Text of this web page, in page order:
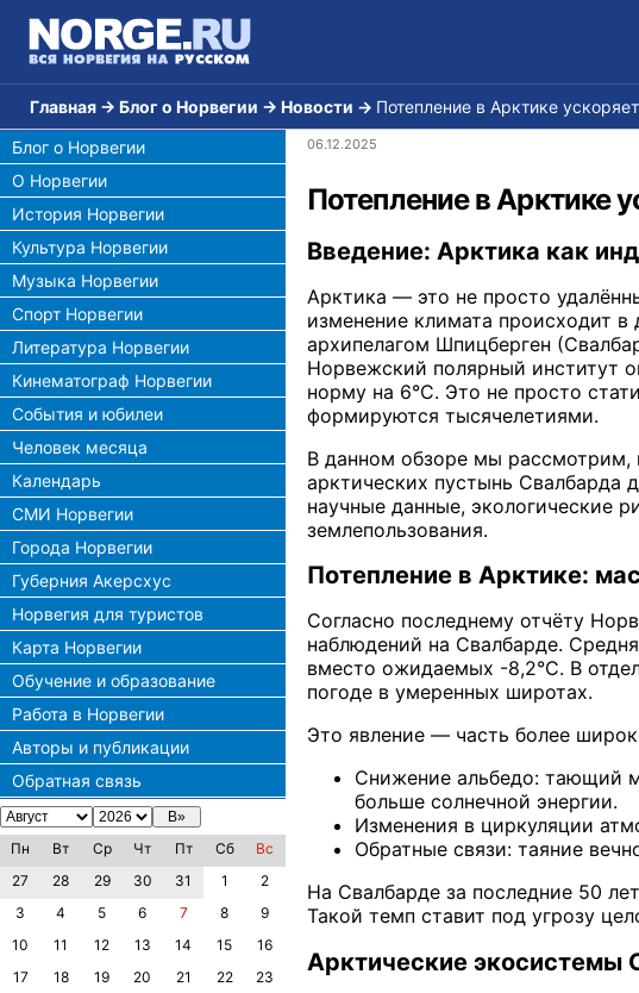
Главная → Блог о Норвегии → Новости → Потепление в Арктике
Блог о Норвегии
О Норвегии
История Норвегии
Культура Норвегии
Музыка Норвегии
Спорт Норвегии
Литература Норвегии
Кинематограф Норвегии
События и юбилеи
Человек месяца
Календарь
СМИ Норвегии
Города Норвегии
Губерния Акерсхус
Норвегия для туристов
Карта Норвегии
Обучение и образование
Работа в Норвегии
Авторы и публикации
Обратная связь
Пн Вт Ср Чт Пт Сб
Вс
27
28 29 30 31 1
2
3
4 5 6 7 8
9
10
11 12 13 14 15
16
17
18 19 20 21 22
23
06.12.2025
Потепление в Арктике
Введение: Арктика как
Арктика — это не просто
изменение климата происходит
архипелагом Шпицберген
Норвежский полярный институт
норму на 6°C. Это не просто
формируются тысячелетиями.
В данном обзоре мы рассмотрим,
арктических пустынь Свалбарда
научные данные, экологические
землепользования.
Потепление в Арктике:
Согласно последнему отчёту
наблюдений на Свалбарде.
вместо ожидаемых -8,2°C. В
погоде в умеренных широтах.
Это явление — часть более
Снижение альбедо: тающий
больше солнечной энергии.
Изменения в циркуляции
Обратные связи: таяние
На Свалбарде за последние 50
Такой темп ставит под угрозу
Арктические экосистемы